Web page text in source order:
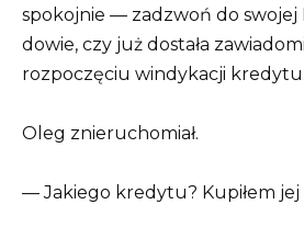
spokojnie — zadzwoń do swojej
dowie, czy już dostała
rozpoczęciu windykacji kredytu.
Oleg znieruchomiał.
— Jakiego kredytu? Kupiłem